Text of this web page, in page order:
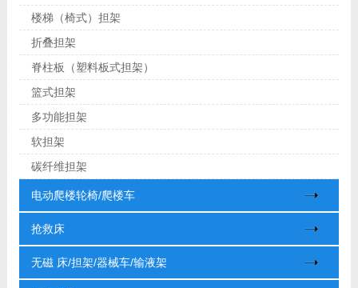
楼梯（椅式）担架
折叠担架
脊柱板（塑料板式担架）
篮式担架
多功能担架
软担架
碳纤维担架
电动爬楼轮椅/爬楼车
抢救床
无磁 床/担架/器械车/输液架